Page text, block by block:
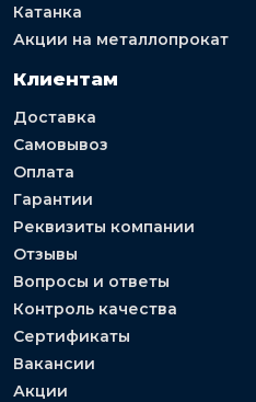
Катанка
Акции на металлопрокат
Клиентам
Доставка
Самовывоз
Оплата
Гарантии
Реквизиты компании
Отзывы
Вопросы и ответы
Контроль качества
Сертификаты
Вакансии
Акции